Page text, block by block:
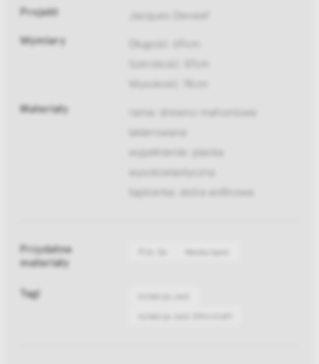
Projekt Jacques Deneef
Wymiary
Długość: 69cm
Szerokość: 87cm
Wysokość: 74cm
Materiały
rama: drewno mahoniowe
lakierowane
wypełnienie: pianka
wysokoelastyczna
tapicerka: skóra anilinowa
Przydatne
materiały
Media bank
Tagi
kolekcja Jack
kolekcja Jack Ethnicraft